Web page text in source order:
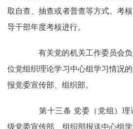
取自查、抽查或者普查等方式。考
导干部年度考核进行。
有关党的机关工作委员会负
位党组织理论学习中心组学习情况
报党委宣传部、组织部。
第十三条 党委（党组）理
级党委宣传部、组织部报送中心组